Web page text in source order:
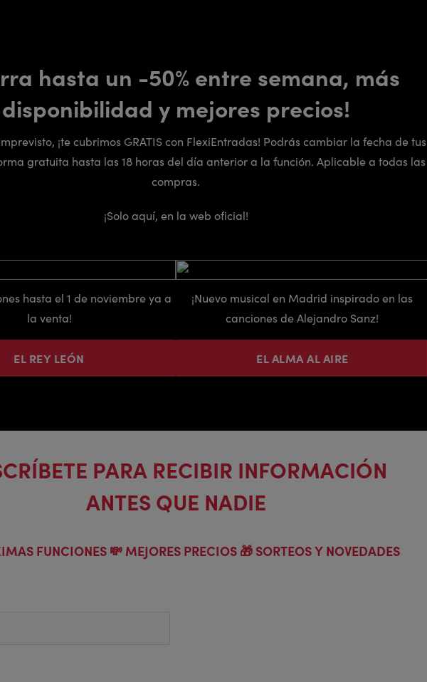
hasta un -50% entre semana, más
disponibilidad y mejores precios!
¡te cubrimos GRATIS con FlexiEntradas! Podrás cambiar la fecha de tus
gratuita hasta las 18 horas del día anterior a la función. Aplicable a todas las
compras.
¡Solo aquí, en la web oficial!
hasta el 1 de noviembre ya a
la venta!
EL REY LEÓN
¡Nuevo musical en Madrid inspirado en las
canciones de Alejandro Sanz!
EL ALMA AL AIRE
PARA RECIBIR INFORMACIÓN
ANTES QUE NADIE
FUNCIONES 💸 MEJORES PRECIOS 🎁 SORTEOS Y NOVEDADES